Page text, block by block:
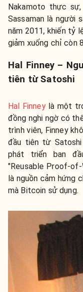
Nakamoto thực
Sassaman là người
năm 2011, khiến tỷ
giảm xuống chỉ còn
Hal Finney –
tiên từ Satoshi
Hal Finneylà một
đồng nghi ngờ có
trình viên, Finney
đầu tiên từ
phát triển ban
"Reusable Proof-
là nguồn cảm hứng
mà Bitcoin sử dụng.